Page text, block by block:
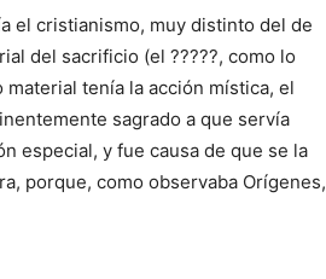
el cristianismo, muy distinto del de
del sacrificio (el ?????, como lo
tenía la acción mística, el
sagrado a que servía
especial, y fue causa de que se la
porque, como observaba Orígenes,